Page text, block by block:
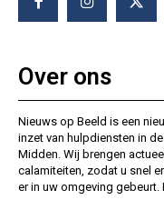
Over ons
Nieuws op Beeld is een
inzet van hulpdiensten in
Midden. Wij brengen
calamiteiten, zodat u snel
er in uw omgeving gebeurt.